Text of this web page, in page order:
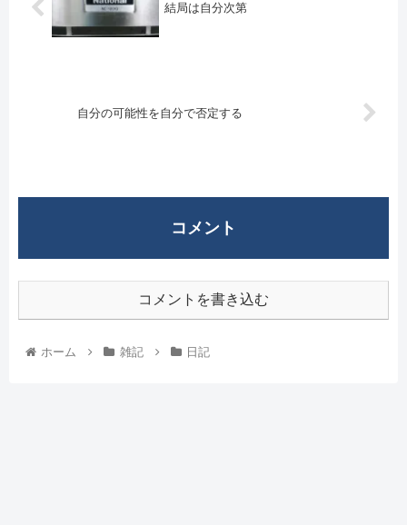
結局は自分次第
自分の可能性を自分で否定する
コメント
コメントを書き込む
ホーム 雑記 日記